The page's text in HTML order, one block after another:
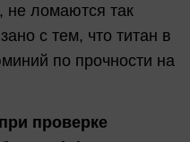
не ломаются так
с тем, что титан в
по прочности на
при проверке